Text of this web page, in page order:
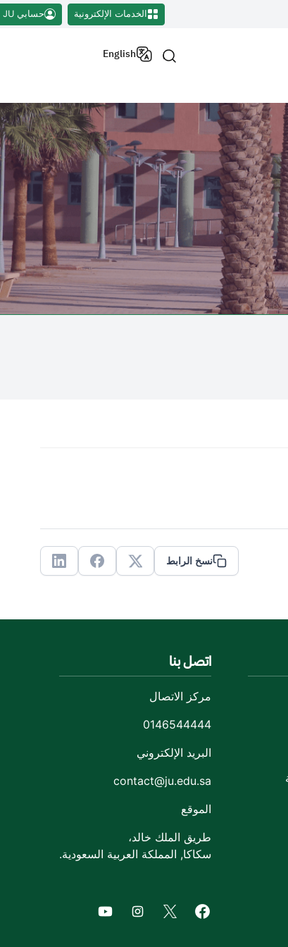
الخدمات الإلكترونية حسابي JU
English
نسخ الرابط
X
Facebook
Linkedin
اتصل بنا
مركز الاتصال
0146544444
البريد الإلكتروني
contact@ju.edu.sa
الموقع
طريق الملك خالد،
سكاكا, المملكة العربية السعودية.
Facebook of Jouf University
X of Jouf University
of Jouf University